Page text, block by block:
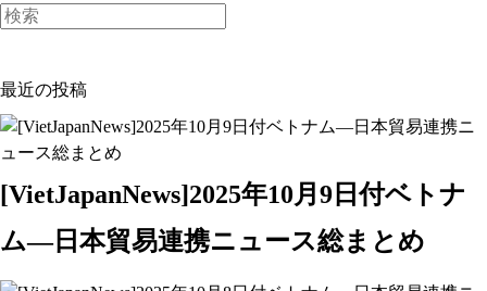
最近の投稿
[VietJapanNews]2025年10月9日付ベトナ
ム―日本貿易連携ニュース総まとめ